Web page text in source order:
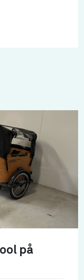
på